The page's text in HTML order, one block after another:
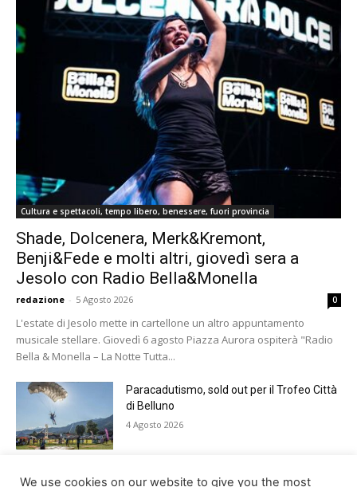
Cultura e spettacoli, tempo libero, benessere, fuori provincia
Shade, Dolcenera, Merk&Kremont,
Benji&Fede e molti altri, giovedì sera a
Jesolo con Radio Bella&Monella
redazione - 5 Agosto 2026 0
L'estate di Jesolo mette in cartellone un altro appuntamento
musicale stellare. Giovedì 6 agosto Piazza Aurora ospiterà "Radio
Bella & Monella – La Notte Tutta...
Paracadutismo, sold out per il Trofeo Città
di Belluno
4 Agosto 2026
Notti feltrine 2026: venerdì il gran finale
We use cookies on our website to give you the most